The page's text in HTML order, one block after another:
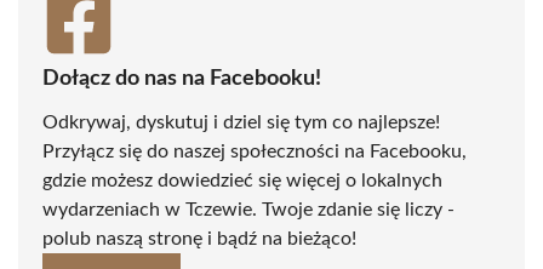
Dołącz do nas na Facebooku!
Odkrywaj, dyskutuj i dziel się tym co najlepsze!
Przyłącz się do naszej społeczności na Facebooku,
gdzie możesz dowiedzieć się więcej o lokalnych
wydarzeniach w Tczewie. Twoje zdanie się liczy -
polub naszą stronę i bądź na bieżąco!